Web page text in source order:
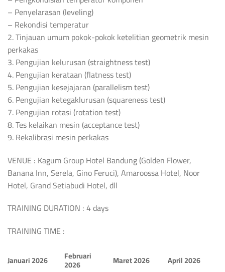
– Penyelarasan (leveling)
– Rekondisi temperatur
2. Tinjauan umum pokok-pokok ketelitian geometrik mesin
perkakas
3. Pengujian kelurusan (straightness test)
4. Pengujian kerataan (flatness test)
5. Pengujian kesejajaran (parallelism test)
6. Pengujian ketegaklurusan (squareness test)
7. Pengujian rotasi (rotation test)
8. Tes kelaikan mesin (acceptance test)
9. Rekalibrasi mesin perkakas
VENUE : Kagum Group Hotel Bandung (Golden Flower,
Banana Inn, Serela, Gino Feruci), Amaroossa Hotel, Noor
Hotel, Grand Setiabudi Hotel, dll
TRAINING DURATION : 4 days
TRAINING TIME :
Januari 2026 Februari
2026 Maret 2026
April 2026